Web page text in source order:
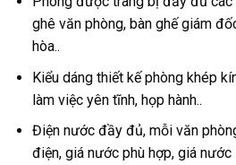
ghê văn phòng, bàn ghế giám
hòa..
Kiểu dáng thiết kế phòng khép
làm việc yên tĩnh, họp hành..
Điện nước đầy đủ, mỗi văn
điện, giá nước phù hợp, giá